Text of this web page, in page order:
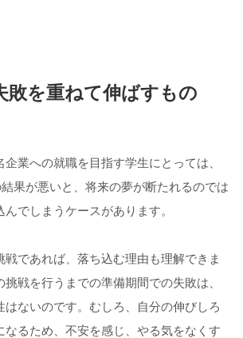
敗を重ねて伸ばすもの
業への就職を目指す学生にとっては、
果が悪いと、将来の夢が断たれるのでは
でしまうケースがあります。
戦であれば、落ち込む理由も理解できま
戦を行うまでの準備期間での失敗は、
はないのです。むしろ、自分の伸びしろ
なるため、不安を感じ、やる気をなくす